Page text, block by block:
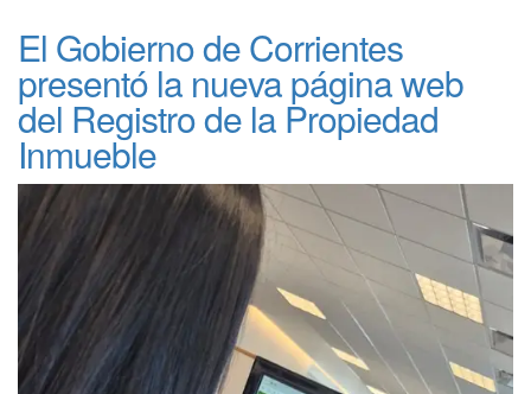
El Gobierno de Corrientes
presentó la nueva página web
del Registro de la Propiedad
Inmueble